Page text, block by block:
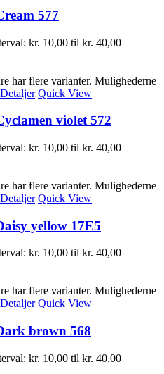
577
kr. 10,00 til kr. 40,00
har flere varianter. Mulighederne
Detaljer Quick View
violet 572
kr. 10,00 til kr. 40,00
har flere varianter. Mulighederne
Detaljer Quick View
yellow 17E5
kr. 10,00 til kr. 40,00
har flere varianter. Mulighederne
Detaljer Quick View
brown 568
kr. 10,00 til kr. 40,00